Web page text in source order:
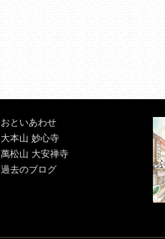
おといあわせ
大本山 妙心寺
萬松山 大安禅寺
過去のブログ